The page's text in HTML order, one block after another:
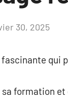
30, 2025
fascinante
formation